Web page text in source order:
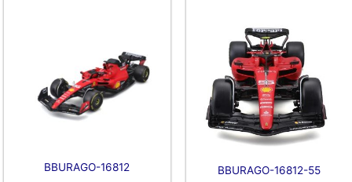
BBURAGO-16812 BBURAGO-16812-55